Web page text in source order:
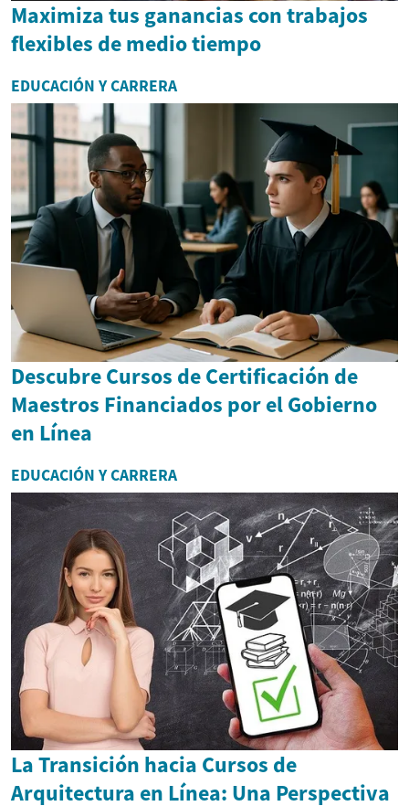
Maximiza tus ganancias con trabajos
flexibles de medio tiempo
EDUCACIÓN Y CARRERA
Descubre Cursos de Certificación de
Maestros Financiados por el Gobierno
en Línea
EDUCACIÓN Y CARRERA
La Transición hacia Cursos de
Arquitectura en Línea: Una Perspectiva